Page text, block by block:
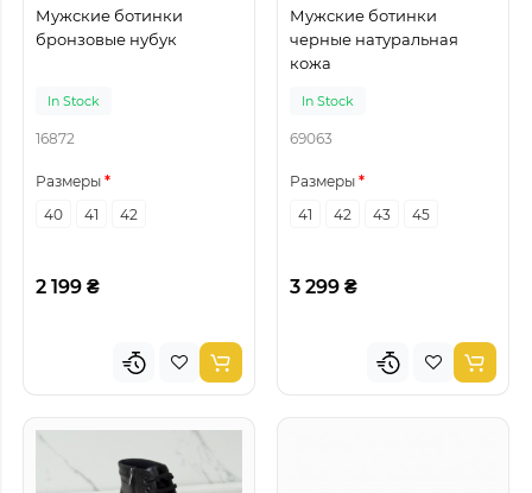
Мужские ботинки
бронзовые нубук
In Stock
16872
Размеры
40
41 42
2 199 ₴
Мужские ботинки
черные натуральная
кожа
In Stock
69063
Размеры
41
42 43 45
3 299 ₴